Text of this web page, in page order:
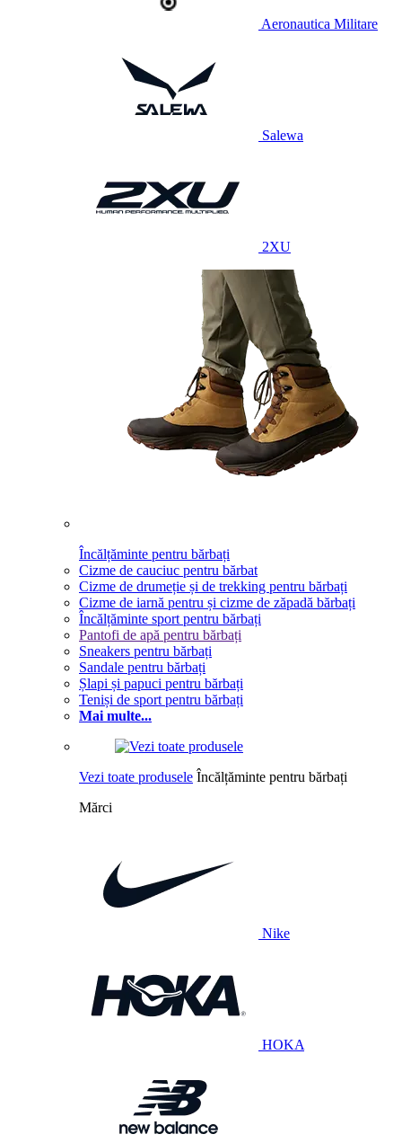
Aeronautica Militare
Salewa
2XU
Încălțăminte pentru bărbați
Cizme de cauciuc pentru bărbat
Cizme de drumeție și de trekking pentru bărbați
Cizme de iarnă pentru și cizme de zăpadă bărbați
Încălțăminte sport pentru bărbați
Pantofi de apă pentru bărbați
Sneakers pentru bărbați
Sandale pentru bărbați
Șlapi și papuci pentru bărbați
Teniși de sport pentru bărbați
Mai multe...
Vezi toate produsele Încălțăminte pentru bărbați
Mărci
Nike
HOKA